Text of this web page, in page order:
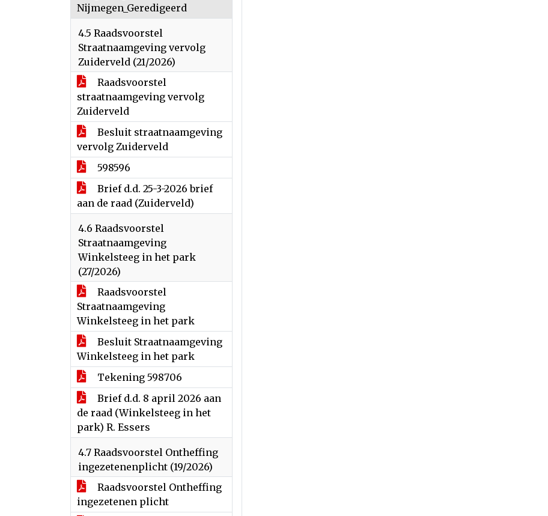
Nijmegen_Geredigeerd
4.5 Raadsvoorstel
Straatnaamgeving vervolg
Zuiderveld (21/2026)
Raadsvoorstel
straatnaamgeving vervolg
Zuiderveld
Besluit straatnaamgeving
vervolg Zuiderveld
598596
Brief d.d. 25-3-2026 brief
aan de raad (Zuiderveld)
4.6 Raadsvoorstel
Straatnaamgeving
Winkelsteeg in het park
(27/2026)
Raadsvoorstel
Straatnaamgeving
Winkelsteeg in het park
Besluit Straatnaamgeving
Winkelsteeg in het park
Tekening 598706
Brief d.d. 8 april 2026 aan
de raad (Winkelsteeg in het
park) R. Essers
4.7 Raadsvoorstel Ontheffing
ingezetenenplicht (19/2026)
Raadsvoorstel Ontheffing
ingezetenen plicht